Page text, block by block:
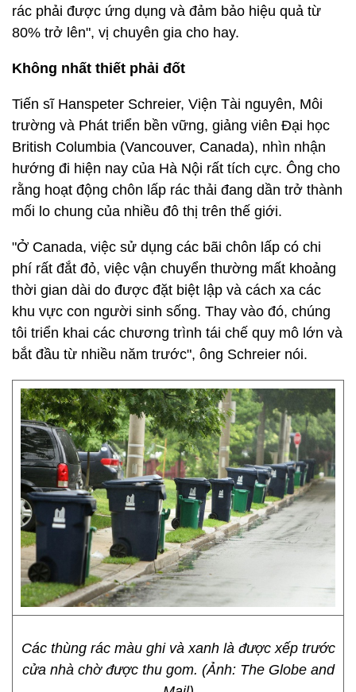
rác phải được ứng dụng và đảm bảo hiệu quả từ
80% trở lên", vị chuyên gia cho hay.
Không nhất thiết phải đốt
Tiến sĩ Hanspeter Schreier, Viện Tài nguyên, Môi
trường và Phát triển bền vững, giảng viên Đại học
British Columbia (Vancouver, Canada), nhìn nhận
hướng đi hiện nay của Hà Nội rất tích cực. Ông cho
rằng hoạt động chôn lấp rác thải đang dần trở thành
mối lo chung của nhiều đô thị trên thế giới.
"Ở Canada, việc sử dụng các bãi chôn lấp có chi
phí rất đắt đỏ, việc vận chuyển thường mất khoảng
thời gian dài do được đặt biệt lập và cách xa các
khu vực con người sinh sống. Thay vào đó, chúng
tôi triển khai các chương trình tái chế quy mô lớn và
bắt đầu từ nhiều năm trước", ông Schreier nói.
Các thùng rác màu ghi và xanh là được xếp trước
cửa nhà chờ được thu gom. (Ảnh: The Globe and